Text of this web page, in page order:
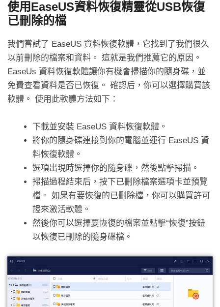
使用EaseUS資料恢復精靈從USB恢復
已刪除的檔
我們嘗試了 EaseUS 資料恢復軟體，它找到了我們很久
以前刪除的檔案和資料。 這就是我們推薦它的原因。
EaseUs 資料恢復軟體讓你有機會掃描你的隨身碟，並
免費查看資料是否已恢復。 確認后，你可以選擇購買該
軟體。 使用此軟體方法如下：
下載並安裝 EaseUS 資料恢復軟體。
將你的隨身碟連接到你的電腦並運行 EaseUS 資
料恢復軟體。
選項出現時選擇你的隨身碟，然後點擊掃描。
掃描過程結束后，按下已刪除檔案選項卡並預覽
檔。 如果有要恢復的已刪除檔，你可以購買許可
證來激活軟體。
然後你可以選擇要恢復的檔案並點擊“恢復”按鈕
以恢復已刪除的隨身碟檔。